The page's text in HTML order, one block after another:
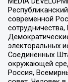
современной
электоральных
Соединенных
окружающей
Россия,